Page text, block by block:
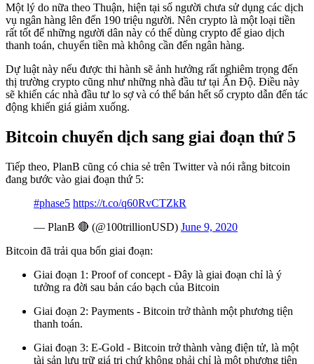
Một lý do nữa theo Thuận, hiện tại số người chưa sử dụng các dịch
vụ ngân hàng lên đến 190 triệu người. Nên crypto là một loại tiền
rất tốt để những người dân này có thể dùng crypto để giao dịch
thanh toán, chuyển tiền mà không cần đến ngân hàng.
Dự luật này nếu được thi hành sẽ ảnh hưởng rất nghiêm trọng đến
thị trường crypto cũng như những nhà đầu tư tại Ấn Độ. Điều này
sẽ khiến các nhà đầu tư lo sợ và có thể bán hết số crypto dẫn đến tác
động khiến giá giảm xuống.
Bitcoin chuyển dịch sang giai đoạn thứ 5
Tiếp theo, PlanB cũng có chia sẻ trên Twitter và nói rằng bitcoin
đang bước vào giai đoạn thứ 5:
#phase5 https://t.co/q60RvCTZkR
— PlanB 🔴 (@100trillionUSD) June 9, 2020
Bitcoin đã trải qua bốn giai đoạn:
Giai đoạn 1: Proof of concept - Đây là giai đoạn chỉ là ý
tưởng ra đời sau bản cáo bạch của Bitcoin
Giai đoạn 2: Payments - Bitcoin trở thành một phương tiện
thanh toán.
Giai đoạn 3: E-Gold - Bitcoin trở thành vàng điện tử, là một
tài sản lưu trữ giá trị chứ không phải chỉ là một phương tiện